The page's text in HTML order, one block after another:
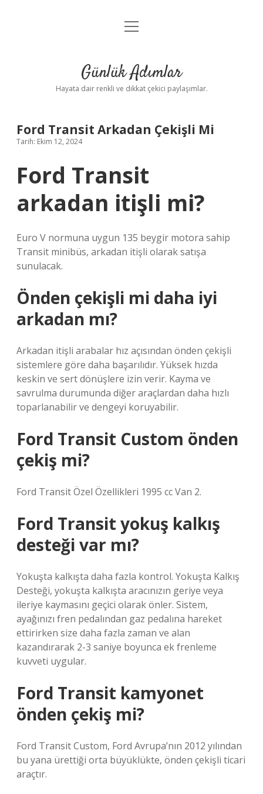
Anasayfa
Yasal Uyarı
menüyü
Günlük Adımlar
Hayata dair renkli ve dikkat çekici paylaşımlar.
Ford Transit Arkadan Çekişli Mi
Tarih: Ekim 12, 2024
Ford Transit
arkadan itişli mi?
Euro V normuna uygun 135 beygir motora sahip
Transit minibüs, arkadan itişli olarak satışa
sunulacak.
Önden çekişli mi daha iyi
arkadan mı?
Arkadan itişli arabalar hız açısından önden çekişli
sistemlere göre daha başarılıdır. Yüksek hızda
keskin ve sert dönüşlere izin verir. Kayma ve
savrulma durumunda diğer araçlardan daha hızlı
toparlanabilir ve dengeyi koruyabilir.
Ford Transit Custom önden
çekiş mi?
Ford Transit Özel Özellikleri 1995 cc Van 2.
Ford Transit yokuş kalkış
desteği var mı?
Yokuşta kalkışta daha fazla kontrol. Yokuşta Kalkış
Desteği, yokuşta kalkışta aracınızın geriye veya
ileriye kaymasını geçici olarak önler. Sistem,
ayağınızı fren pedalından gaz pedalına hareket
ettirirken size daha fazla zaman ve alan
kazandırarak 2-3 saniye boyunca ek frenleme
kuvveti uygular.
Ford Transit kamyonet
önden çekiş mi?
Ford Transit Custom, Ford Avrupa’nın 2012 yılından
bu yana ürettiği orta büyüklükte, önden çekişli ticari
araçtır.